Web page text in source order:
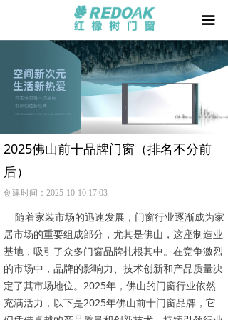
끀
窗 +
阳光房 +
我要加盟
品牌天地
用户家园
相关文章
防伪查询
随着家装市场的迅速发展，门窗行业逐渐成为家
居市场的重要组成部分，尤其是佛山，这座制造业
基地，吸引了众多门窗品牌扎根其中。在竞争激烈
的市场中，品牌的影响力、技术创新和产品质量决
定了其市场地位。2025年，佛山的门窗行业依然
充满活力，以下是2025年佛山前十门窗品牌，它
2025佛山前十品牌门窗（排名不分前
后）
创建时间： 2025-10-10 17:03